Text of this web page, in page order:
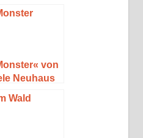
Nele
von
Neuhaus